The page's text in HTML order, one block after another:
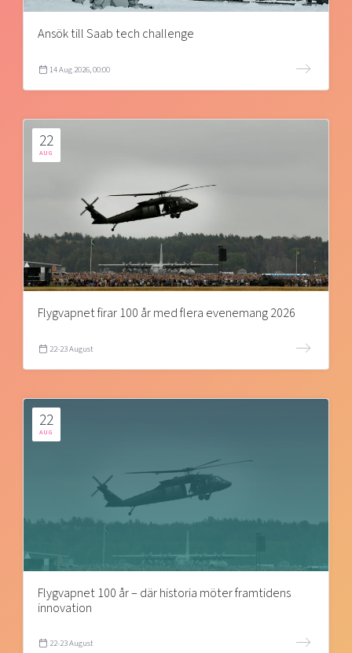
Ansök till Saab tech challenge
14 Aug 2026, 00:00
22
AUG
Flygvapnet firar 100 år med flera evenemang 2026
22-23 August
22
AUG
Flygvapnet 100 år – där historia möter framtidens
innovation
22-23 August